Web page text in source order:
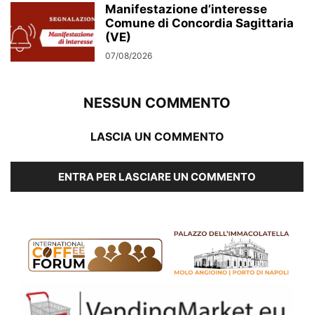
Manifestazione d’interesse
Comune di Concordia Sagittaria
(VE)
07/08/2026
NESSUN COMMENTO
LASCIA UN COMMENTO
ENTRA PER LASCIARE UN COMMENTO